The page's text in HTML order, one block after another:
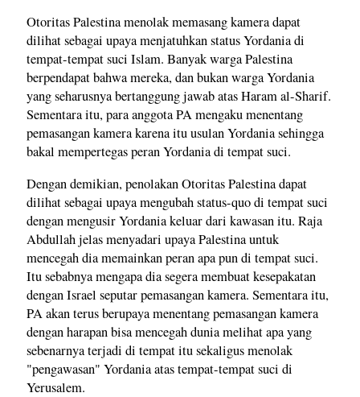
Otoritas Palestina menolak memasang kamera dapat
dilihat sebagai upaya menjatuhkan status Yordania di
tempat-tempat suci Islam. Banyak warga Palestina
berpendapat bahwa mereka, dan bukan warga Yordania
yang seharusnya bertanggung jawab atas Haram al-Sharif.
Sementara itu, para anggota PA mengaku menentang
pemasangan kamera karena itu usulan Yordania sehingga
bakal mempertegas peran Yordania di tempat suci.
Dengan demikian, penolakan Otoritas Palestina dapat
dilihat sebagai upaya mengubah status-quo di tempat suci
dengan mengusir Yordania keluar dari kawasan itu. Raja
Abdullah jelas menyadari upaya Palestina untuk
mencegah dia memainkan peran apa pun di tempat suci.
Itu sebabnya mengapa dia segera membuat kesepakatan
dengan Israel seputar pemasangan kamera. Sementara itu,
PA akan terus berupaya menentang pemasangan kamera
dengan harapan bisa mencegah dunia melihat apa yang
sebenarnya terjadi di tempat itu sekaligus menolak
"pengawasan" Yordania atas tempat-tempat suci di
Yerusalem.